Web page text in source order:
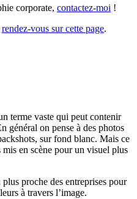
corporate, contactez-moi !
rendez-vous sur cette page.
terme vaste qui peut contenir
général on pense à des photos
sur fond blanc. Mais ce
mis en scène pour un visuel plus
proche des entreprises pour
à travers l’image.